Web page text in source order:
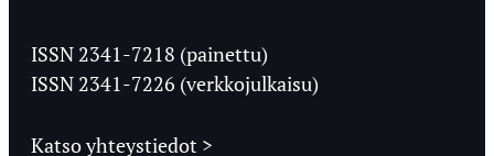
Ylioppilaslehti
ISSN 2341-7218 (painettu)
ISSN 2341-7226 (verkkojulkaisu)
Katso yhteystiedot >